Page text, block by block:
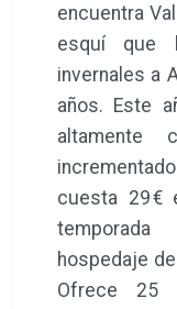
encuentra
esquí que
invernales a
años. Este
altamente
cuesta 29 €
hospedaje
Ofrece 25